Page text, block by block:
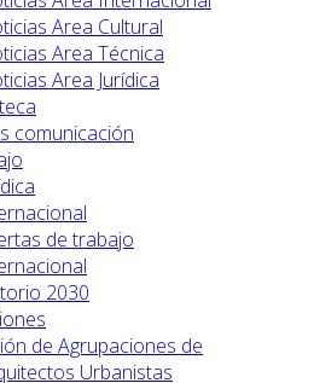
Area Cultural
Area Técnica
Area Jurídica
comunicación
de trabajo
2030
de Agrupaciones de
Urbanistas